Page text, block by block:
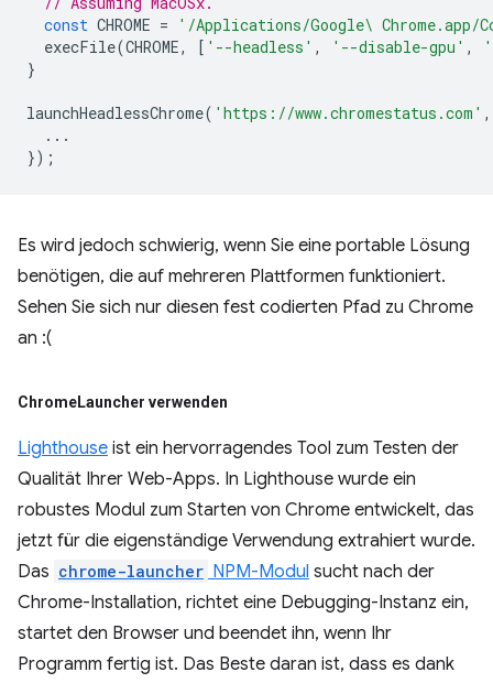
const CHROME =
'/Applications/Google\ Chrome.app/
execFile(CHROME, [ '--headless' , '--disable-gpu' ,
}
launchHeadlessChrome( 'https://www.chromestatus.com' ,
...
});
Es wird jedoch schwierig, wenn Sie eine portable Lösung
benötigen, die auf mehreren Plattformen funktioniert.
Sehen Sie sich nur diesen fest codierten Pfad zu Chrome
an :(
ChromeLauncher verwenden
Lighthouse ist ein hervorragendes Tool zum Testen der
Qualität Ihrer Web-Apps. In Lighthouse wurde ein
robustes Modul zum Starten von Chrome entwickelt, das
jetzt für die eigenständige Verwendung extrahiert wurde.
Das chrome-launcher NPM-Modul sucht nach der
Chrome-Installation, richtet eine Debugging-Instanz ein,
startet den Browser und beendet ihn, wenn Ihr
Programm fertig ist. Das Beste daran ist, dass es dank